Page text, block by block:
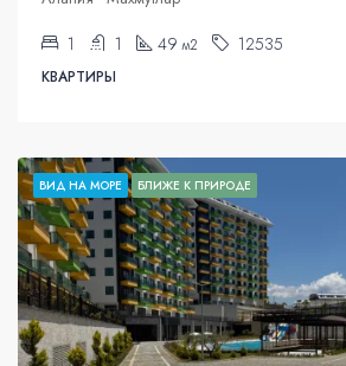
1 1 49 м2 12535
КВАРТИРЫ
ВИД НА МОРЕ БЛИЖЕ К ПРИРОДЕ